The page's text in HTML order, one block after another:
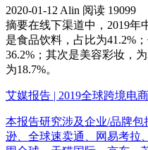
2020-01-12 Alin 阅读 19099
摘要在线下渠道中，2019年
是食品饮料，占比为41.2%
36.2%；其次是美容彩妆，
为18.7%。
艾媒报告 | 2019全球跨境电
本报告研究涉及企业/品牌包
逊、全球速卖通、网易考拉